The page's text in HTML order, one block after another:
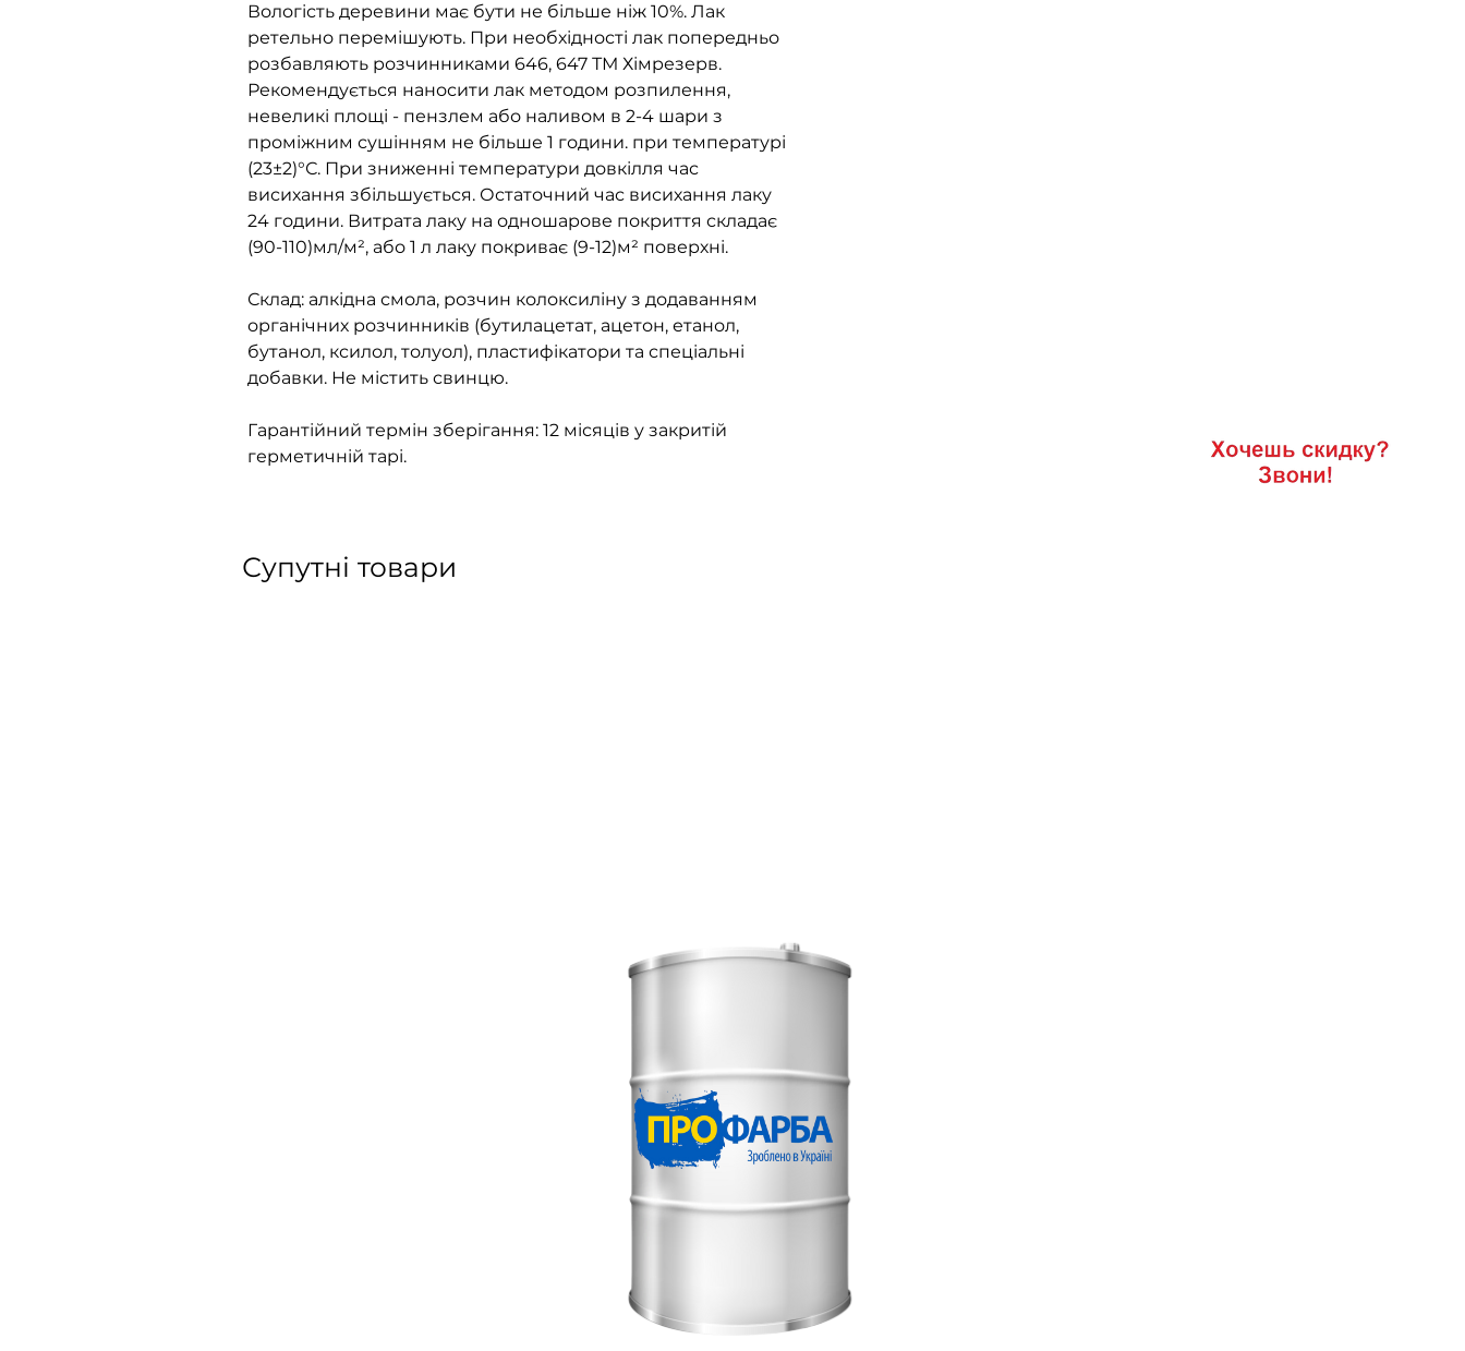
Вологість деревини має бути не більше ніж 10%. Лак
ретельно перемішують. При необхідності лак попередньо
розбавляють розчинниками 646, 647 ТМ Хімрезерв.
Рекомендується наносити лак методом розпилення,
невеликі площі - пензлем або наливом в 2-4 шари з
проміжним сушінням не більше 1 години. при температурі
(23±2)°С. При зниженні температури довкілля час
висихання збільшується. Остаточний час висихання лаку
24 години. Витрата лаку на одношарове покриття складає
(90-110)мл/м², або 1 л лаку покриває (9-12)м² поверхні.
Склад: алкідна смола, розчин колоксиліну з додаванням
органічних розчинників (бутилацетат, ацетон, етанол,
бутанол, ксилол, толуол), пластифікатори та спеціальні
добавки. Не містить свинцю.
Гарантійний термін зберігання: 12 місяців у закритій
герметичній тарі.
Супутні товари